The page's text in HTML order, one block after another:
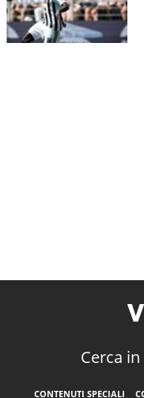
Cerca
CONTENUTI SPECIALI